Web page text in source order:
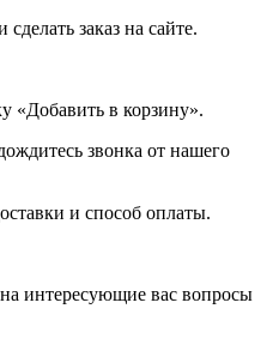
заказ на сайте.
«Добавить в корзину».
звонка от нашего
и способ оплаты.
интересующие вас вопросы